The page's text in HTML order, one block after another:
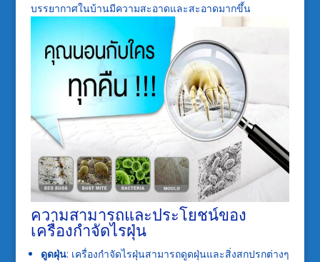
บรรยากาศในบ้านมีความสะอาดและสะอาดมากขึ้น
ความสามารถและประโยชน์ของ
เครื่องกำจัดไรฝุ่น
ดูดฝุ่น: เครื่องกำจัดไรฝุ่นสามารถดูดฝุ่นและสิ่งสกปรกต่างๆ